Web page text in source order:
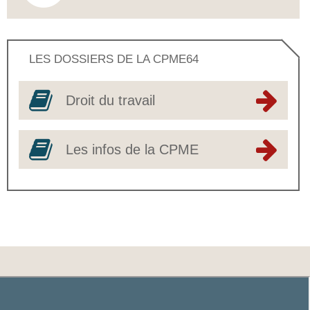
LES DOSSIERS DE LA CPME64
Droit du travail
Les infos de la CPME